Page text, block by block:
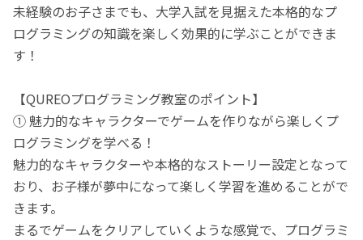
未経験のお子さまでも、大学入試を見据えた本格的なプ
ログラミングの知識を楽しく効果的に学ぶことができま
す！
【QUREOプログラミング教室のポイント】
① 魅力的なキャラクターでゲームを作りながら楽しくプ
ログラミングを学べる！
魅力的なキャラクターや本格的なストーリー設定となって
おり、お子様が夢中になって楽しく学習を進めることがで
きます。
まるでゲームをクリアしていくような感覚で、プログラミ